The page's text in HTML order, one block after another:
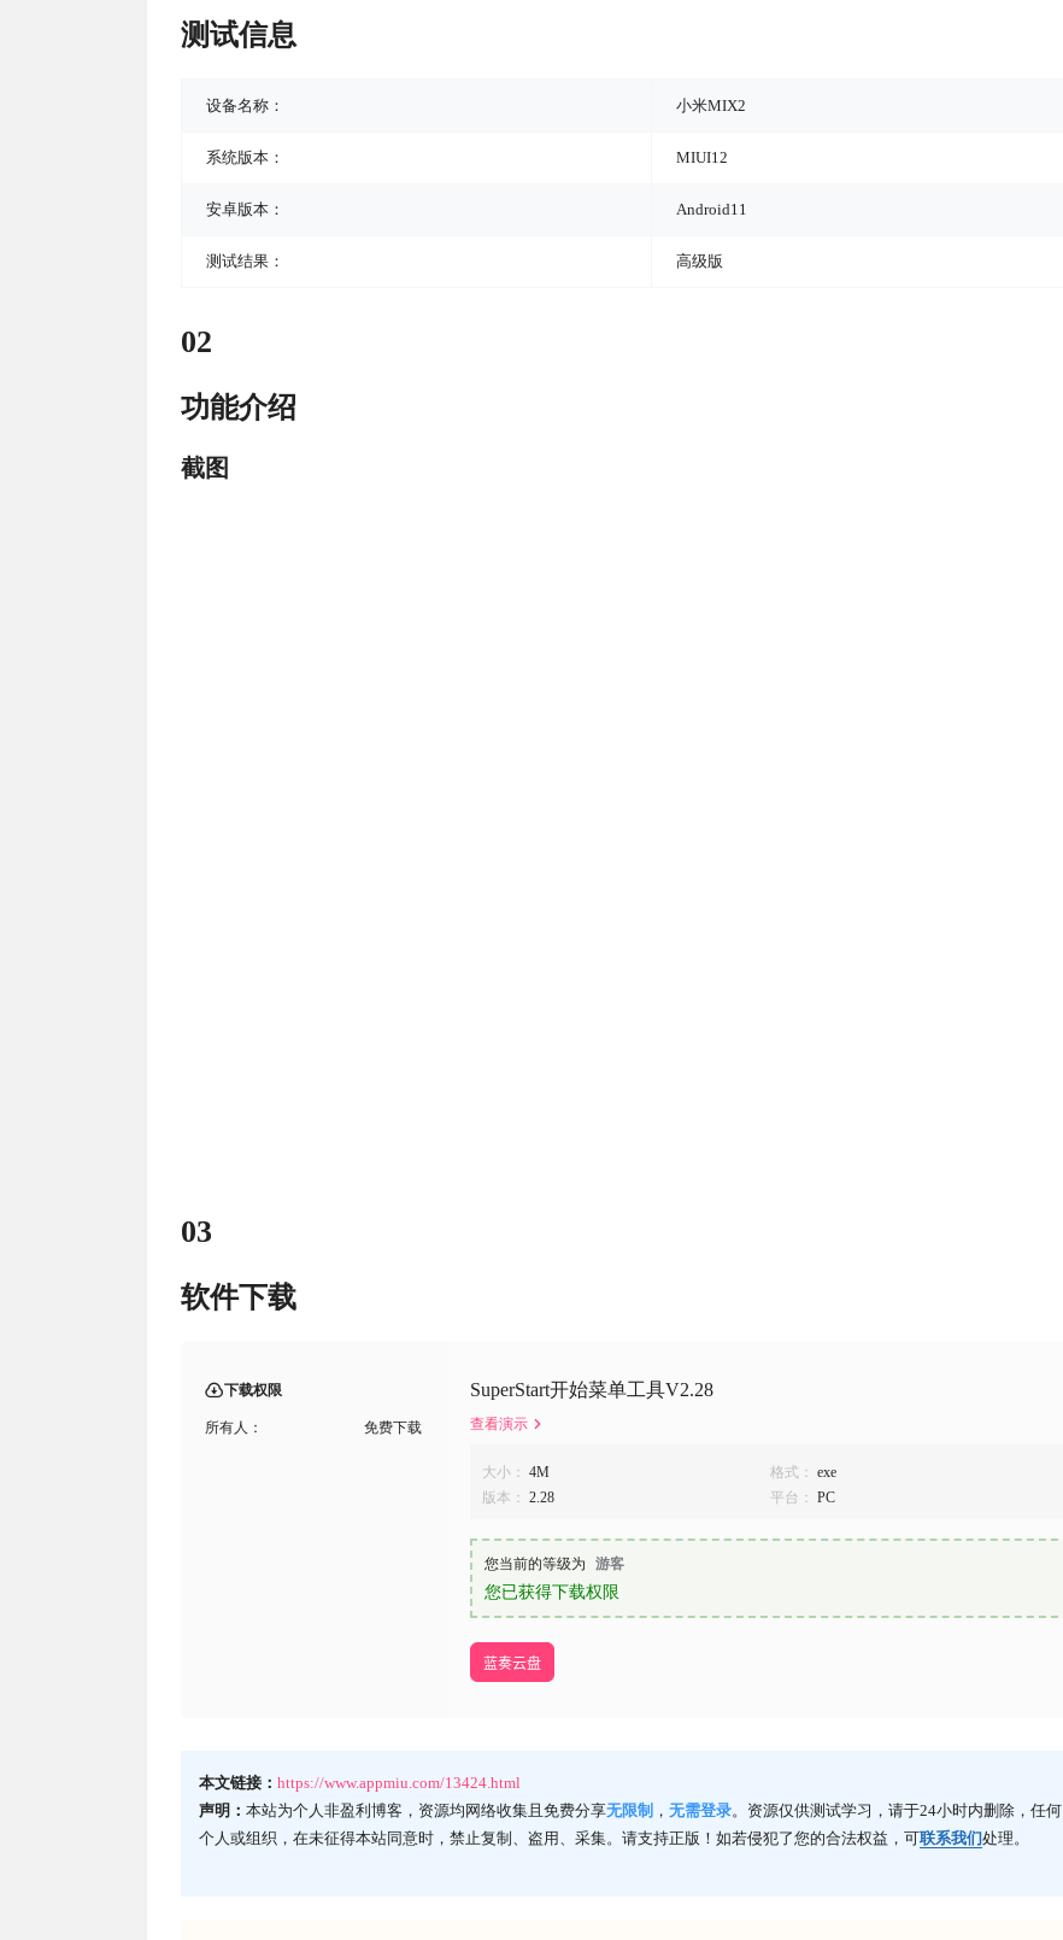
测试信息
设备名称： 小米MIX2
系统版本： MIUI12
安卓版本： Android11
测试结果： 高级版
02
功能介绍
截图
03
软件下载
下载权限
所有人： 免费下载
SuperStart开始菜单工具V2.28
查看演示
大小： 4M 格式： exe
版本： 2.28 平台： PC
您当前的等级为 游客
您已获得下载权限
蓝奏云盘
本文链接： https://www.appmiu.com/13424.html
声明： 本站为个人非盈利博客，资源均网络收集且免费分享无限制 ， 无需登录。资源仅供测试学习，请于24小时内删除，任何
个人或组织，在未征得本站同意时，禁止复制、盗用、采集。请支持正版！如若侵犯了您的合法权益，可联系我们处理。